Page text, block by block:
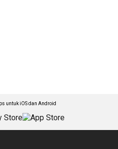
untuk iOS dan Android